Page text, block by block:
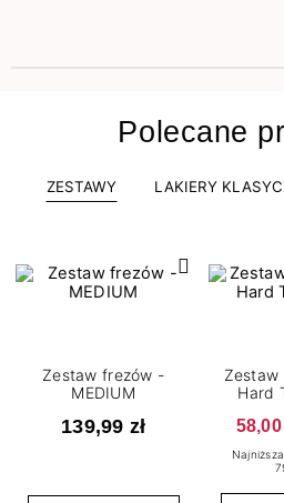
Polecane
ZESTAWY LAKIERY
Zestaw frezów -
MEDIUM
139,99 zł
Zestaw
Hard
58,00